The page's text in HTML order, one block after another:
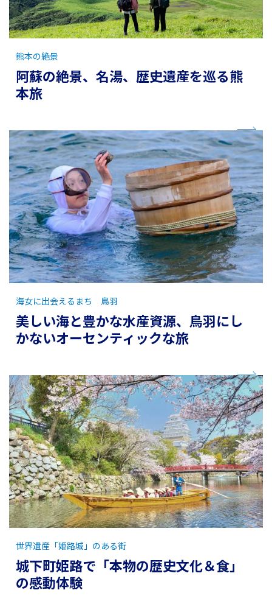
阿蘇の絶景、名湯、歴史遺産を巡る熊
本旅
熊本の絶景
美しい海と豊かな水産資源、鳥羽にし
かないオーセンティックな旅
海女に出会えるまち 鳥羽
城下町姫路で「本物の歴史文化＆食」
の感動体験
世界遺産「姫路城」のある街